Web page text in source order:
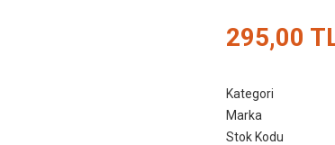
295,00
Kategori
Marka
Stok Kodu